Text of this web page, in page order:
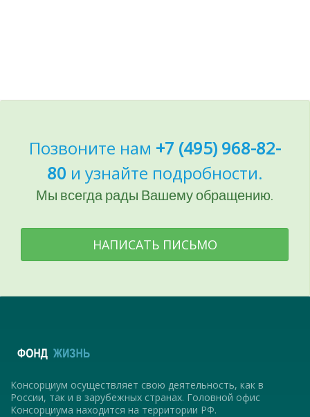
Позвоните нам +7 (495) 968-82-
80 и узнайте подробности.
Мы всегда рады Вашему обращению.
НАПИСАТЬ ПИСЬМО
Консорциум осуществляет свою деятельность, как в
России, так и в зарубежных странах. Головной офис
Консорциума находится на территории РФ.